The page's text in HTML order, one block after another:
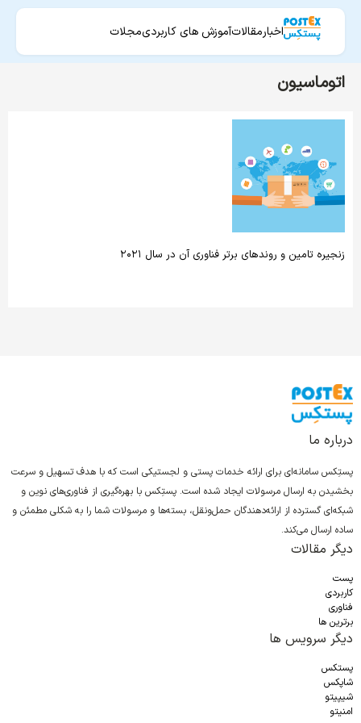
اخبارمقالاتآموزش های کاربردیمجلات
اتوماسیون
زنجیره تامین و روندهای برتر فناوری آن در سال ۲۰۲۱
درباره ما
پستِکس سامانه‌ای برای ارائه خدمات پستی و لجستیکی است که با هدف تسهیل و سرعت
بخشیدن به ارسال مرسولات ایجاد شده است. پستِکس با بهره‌گیری از فناوری‌های نوین و
شبکه‌ای گسترده از ارائه‌دهندگان حمل‌ونقل، بسته‌ها و مرسولات شما را به شکلی مطمئن و
ساده ارسال می‌کند.
دیگر مقالات
پست
کاربردی
فناوری
برترین ها
دیگر سرویس ها
پستکس
شاپکس
شیپیتو
امنیتو